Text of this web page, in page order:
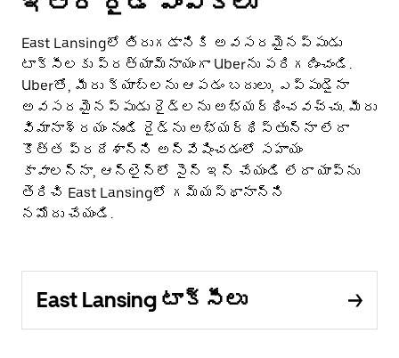
East Lansingలో తిరుగడానికి అవసరమైనప్పుడు
టాక్సీలకు ప్రత్యామ్నాయంగా Uberను పరిగణించండి.
Uberతో, మీరు క్యాబ్‌లను ఆపడం బదులు, ఎప్పుడైనా
అవసరమైనప్పుడు రైడ్‌లను అభ్యర్థించవచ్చు. మీరు
విమానాశ్రయం నుండి రైడ్‌ను అభ్యర్థిస్తున్నా లేదా
కొత్త ప్రదేశాన్ని అన్వేషించడంలో సహాయం
కావాలన్నా, ఆన్‌లైన్‌లో సైన్ ఇన్ చేయండి లేదా యాప్‌ను
తెరిచి East Lansingలో గమ్యస్థానాన్ని
నమోదు చేయండి.
East Lansing టాక్సీలు